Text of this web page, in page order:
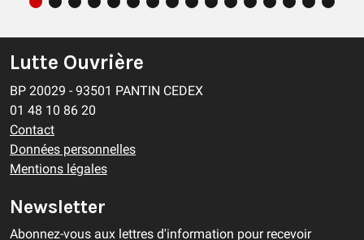
Lutte Ouvrière
BP 20029 - 93501 PANTIN CEDEX
01 48 10 86 20
Contact
Données personnelles
Mentions légales
Newsletter
Abonnez-vous aux lettres d'information pour recevoir